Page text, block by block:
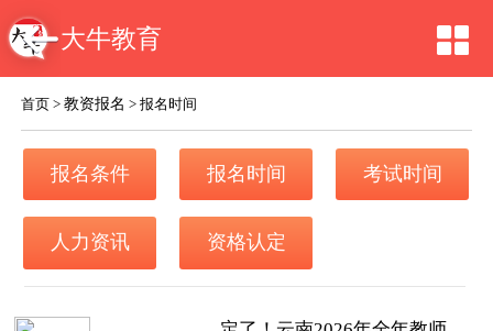
大牛教育
首页 >教资报名 >报名时间
报名条件 报名时间 考试时间
人力资讯 资格认定